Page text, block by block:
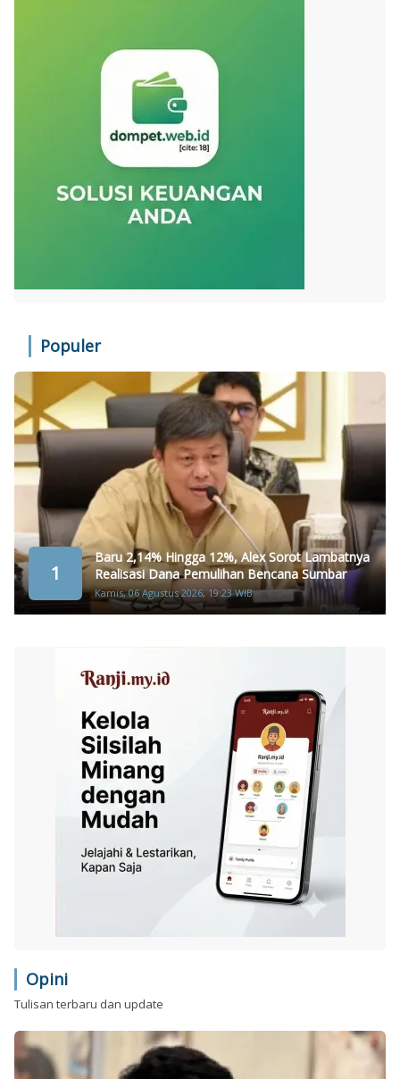
Populer
1
Baru 2,14% Hingga 12%, Alex Sorot Lambatnya
Realisasi Dana Pemulihan Bencana Sumbar
Kamis, 06 Agustus 2026, 19:23 WIB
Opini
Tulisan terbaru dan update